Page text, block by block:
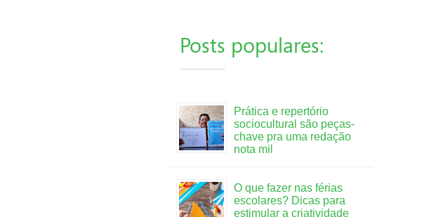
Posts populares:
Prática e repertório
sociocultural são peças-
chave pra uma redação
nota mil
O que fazer nas férias
escolares? Dicas para
estimular a criatividade